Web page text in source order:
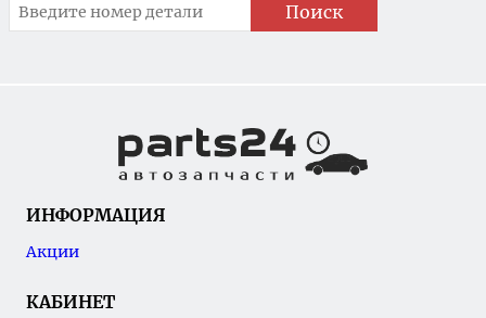
Поиск
ИНФОРМАЦИЯ
Акции
КАБИНЕТ